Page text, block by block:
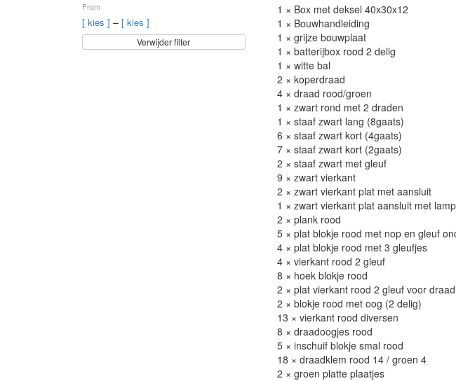
From
[ kies ] – [ kies ]
Verwijder filter
1 × Box met deksel 40x30x12
1 × Bouwhandleiding
1 × grijze bouwplaat
1 × batterijbox rood 2 delig
1 × witte bal
2 × koperdraad
4 × draad rood/groen
1 × zwart rond met 2 draden
1 × staaf zwart lang (8gaats)
6 × staaf zwart kort (4gaats)
7 × staaf zwart kort (2gaats)
2 × staaf zwart met gleuf
9 × zwart vierkant
2 × zwart vierkant plat met aansluit
1 × zwart vierkant plat aansluit met
2 × plank rood
5 × plat blokje rood met nop en gleuf
4 × plat blokje rood met 3 gleufjes
4 × vierkant rood 2 gleuf
8 × hoek blokje rood
2 × plat vierkant rood 2 gleuf voor draad
2 × blokje rood met oog (2 delig)
13 × vierkant rood diversen
8 × draadoogjes rood
5 × inschuif blokje smal rood
18 × draadklem rood 14 / groen 4
2 × groen platte plaatjes